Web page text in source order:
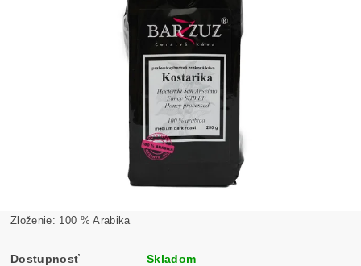
Zloženie: 100 % Arabika
Dostupnosť Skladom